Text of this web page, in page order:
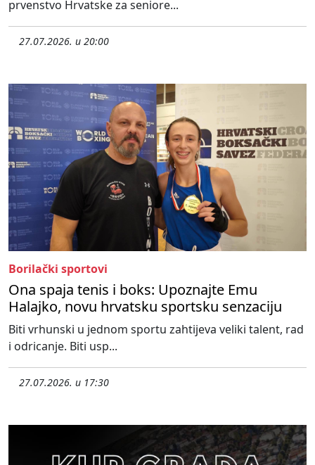
prvenstvo Hrvatske za seniore...
27.07.2026. u 20:00
Borilački sportovi
Ona spaja tenis i boks: Upoznajte Emu
Halajko, novu hrvatsku sportsku senzaciju
Biti vrhunski u jednom sportu zahtijeva veliki talent, rad
i odricanje. Biti usp...
27.07.2026. u 17:30